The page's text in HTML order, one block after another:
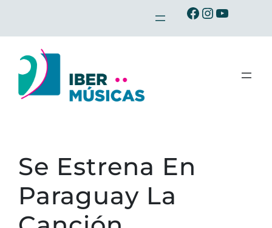
contenido
Ibermusicas en Facebook
Ibermusicas en Instagram
Ibermusicas en Youtube
Se Estrena En
Paraguay La